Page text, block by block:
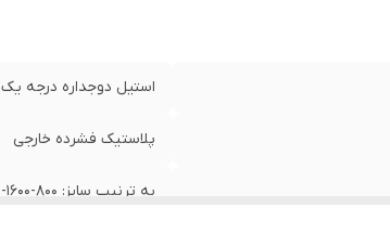
استیل دوجداره درجه یک
پلاستیک فشرده خارجی
به ترنیب سایز: ۸۰۰-۱۶۰۰-۲۴۰۰-۳۲۰۰ میل